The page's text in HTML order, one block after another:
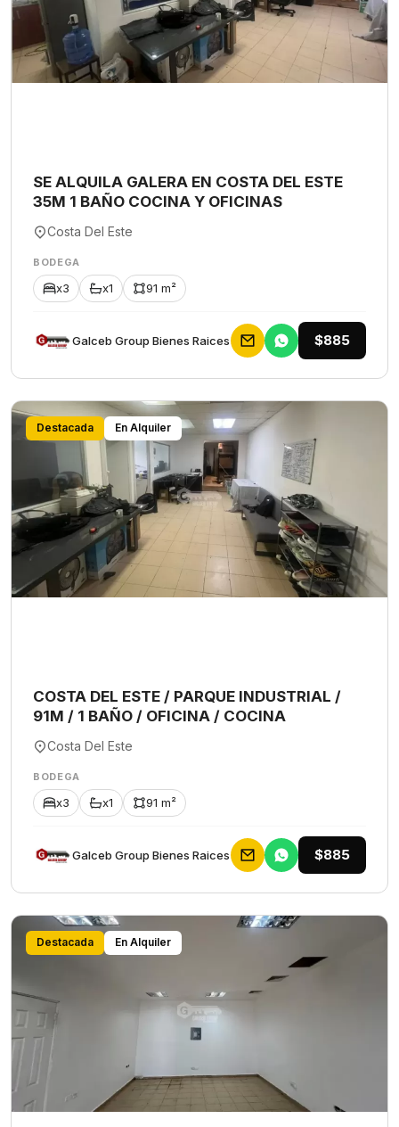
SE ALQUILA GALERA EN COSTA DEL ESTE
35M 1 BAÑO COCINA Y OFICINAS
Costa Del Este
BODEGA
x3 x1 91 m²
Galceb Group Bienes Raices $885
Destacada En Alquiler
COSTA DEL ESTE / PARQUE INDUSTRIAL /
91M / 1 BAÑO / OFICINA / COCINA
Costa Del Este
BODEGA
x3 x1 91 m²
Galceb Group Bienes Raices $885
Destacada En Alquiler